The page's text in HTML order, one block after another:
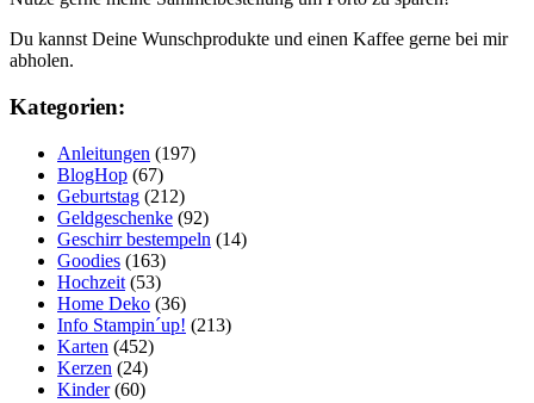
Du kannst Deine Wunschprodukte und einen Kaffee gerne bei mir
abholen.
Kategorien:
Anleitungen (197)
BlogHop (67)
Geburtstag (212)
Geldgeschenke (92)
Geschirr bestempeln (14)
Goodies (163)
Hochzeit (53)
Home Deko (36)
Info Stampin´up! (213)
Karten (452)
Kerzen (24)
Kinder(60)